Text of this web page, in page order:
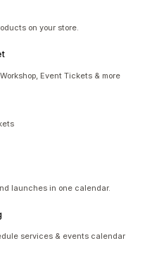
on your store.
Event Tickets & more
launches in one calendar.
services & events calendar